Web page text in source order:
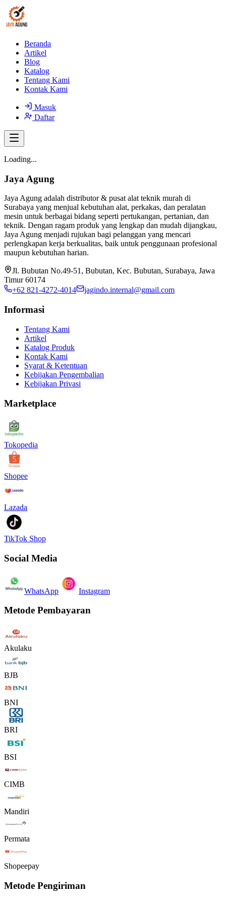
Beranda
Artikel
Blog
Katalog
Tentang Kami
Kontak Kami
Masuk
Daftar
Loading...
Jaya Agung
Jaya Agung adalah distributor & pusat alat teknik murah di
Surabaya yang menjual kebutuhan alat, perkakas, dan peralatan
mesin untuk berbagai bidang seperti pertukangan, pertanian, dan
teknik. Dengan ragam produk yang lengkap dan mudah dijangkau,
Jaya Agung menjadi rujukan bagi pelanggan yang mencari
perlengkapan kerja berkualitas, baik untuk penggunaan profesional
maupun kebutuhan harian.
Jl. Bubutan No.49-51, Bubutan, Kec. Bubutan, Surabaya, Jawa
Timur 60174
+62 821-4272-4014
jagindo.internal@gmail.com
Informasi
Tentang Kami
Artikel
Katalog Produk
Kontak Kami
Syarat & Ketentuan
Kebijakan Pengembalian
Kebijakan Privasi
Marketplace
Tokopedia
Shopee
Lazada
TikTok Shop
Social Media
WhatsApp Instagram
Metode Pembayaran
Akulaku
BJB
BNI
BRI
BSI
CIMB
Mandiri
Permata
Shopeepay
Metode Pengiriman